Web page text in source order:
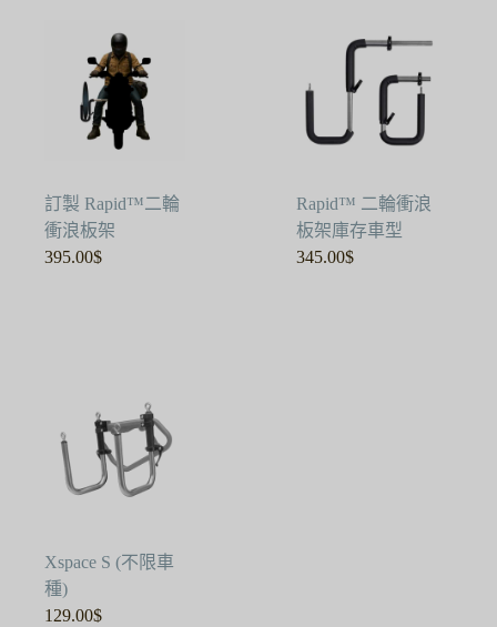
訂製 Rapid™二輪
衝浪板架
395.00$
Rapid™ 二輪衝浪
板架庫存車型
345.00$
Xspace S (不限車
種)
129.00$